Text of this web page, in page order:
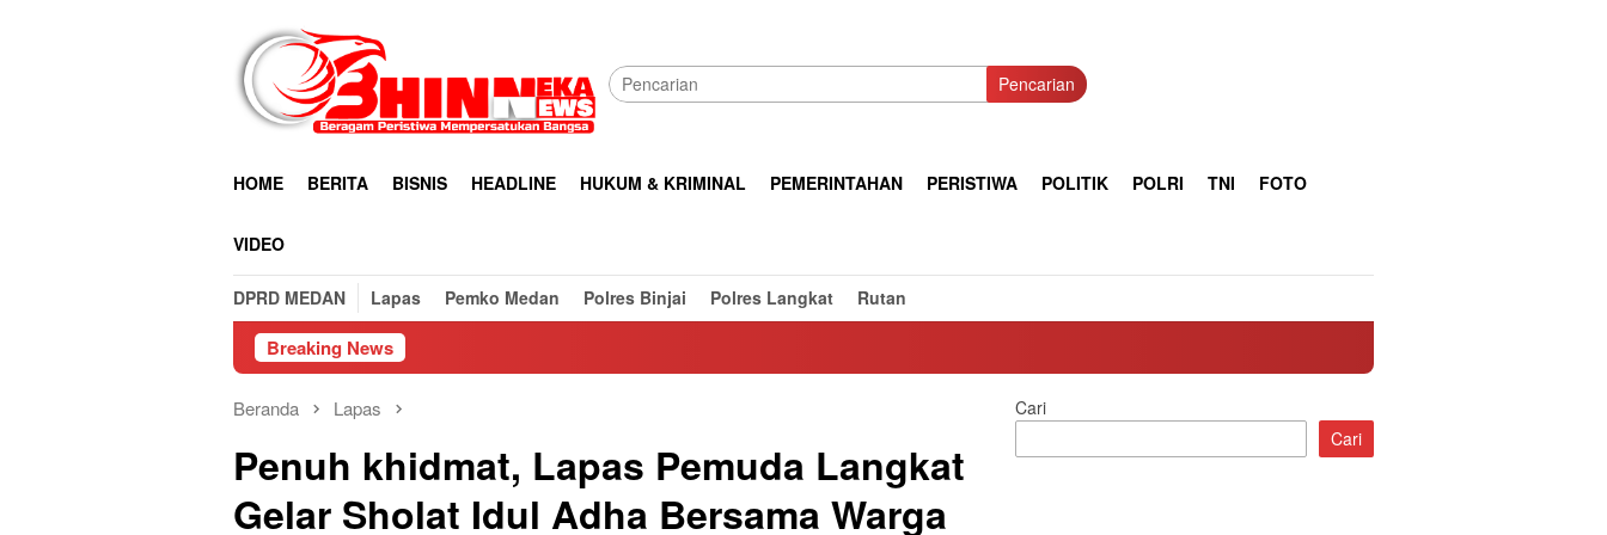
Pencarian
HOME BERITA BISNIS HEADLINE HUKUM & KRIMINAL PEMERINTAHAN PERISTIWA POLITIK POLRI TNI FOTO
VIDEO
DPRD MEDAN Lapas Pemko Medan Polres Binjai Polres Langkat Rutan
Breaking News
Beranda Lapas
Penuh khidmat, Lapas Pemuda Langkat
Gelar Sholat Idul Adha Bersama Warga
Cari
Cari